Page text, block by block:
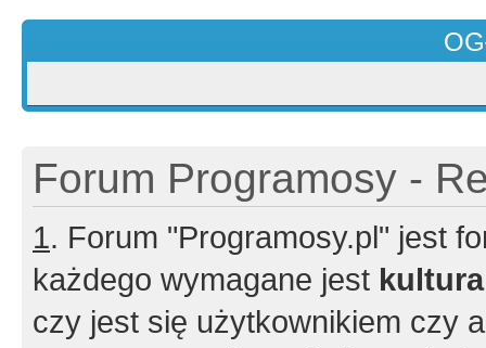
Forum Programosy -
1. Forum "Programosy.pl" jest
każdego wymagane jest
czy jest się użytkownikiem czy